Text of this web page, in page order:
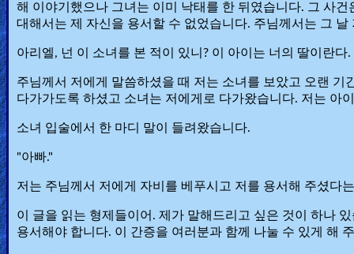
해 이야기했으나 그녀는 이미 낙태를 한 뒤였습니다. 그 사
대해서는 제 자신을 용서할 수 없었습니다. 주님께서는 그
아리엘, 넌 이 소녀를 본 적이 있니? 이 아이는 너의 딸이란다.
주님께서 저에게 말씀하셨을 때 저는 소녀를 보았고 오랜
다가가도록 하셨고 소녀는 저에게로 다가왔습니다. 저는 아
소녀 입술에서 한 마디 말이 들려왔습니다.
"아빠."
저는 주님께서 저에게 자비를 베푸시고 저를 용서해 주셨다
이 글을 읽는 형제들이어. 제가 말해드리고 싶은 것이 하나
용서해야 합니다. 이 간증을 여러분과 함께 나눌 수 있게 해